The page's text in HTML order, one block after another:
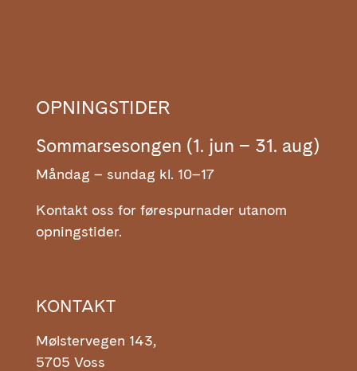
OPNINGSTIDER
Sommarsesongen (1. jun – 31. aug)
Måndag – sundag kl. 10–17
Kontakt oss for førespurnader utanom
opningstider.
KONTAKT
Mølstervegen 143,
5705 Voss